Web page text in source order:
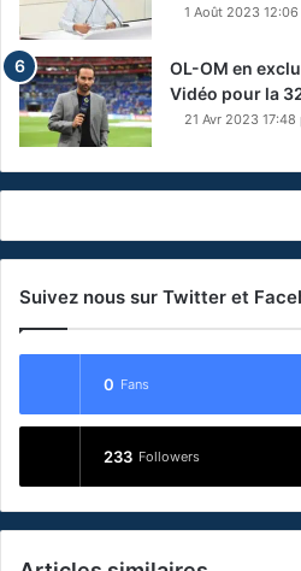
1 Août 2023 12:06
OL-OM en
Vidéo pour la
21 Avr 2023 17:48
Suivez nous sur Twitter et
0 Fans
233 Followers